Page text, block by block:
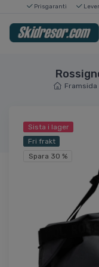
Prisgaranti
Framsida
Sista i lager
Fri frakt
Spara 30 %